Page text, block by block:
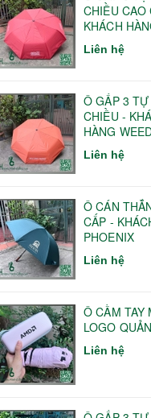
CHIỀU CAO
KHÁCH
Liên hệ
Ô GẤP 3
CHIỀU -
HÀNG
Liên hệ
Ô CÁN
CẤP -
PHOENIX
Liên hệ
Ô CẦM TAY
LOGO
Liên hệ